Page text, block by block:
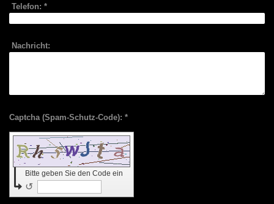
Telefon: *
Nachricht:
Captcha (Spam-Schutz-Code): *
Bitte geben Sie den Code ein
↺